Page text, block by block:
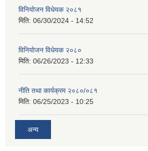
विनियोजन विधेयक २०८१
मिति: 06/30/2024 - 14:52
विनियोजन विधेयक २०८०
मिति: 06/26/2023 - 12:33
नीति तथा कार्यक्रम २०८०/०८१
मिति: 06/25/2023 - 10:25
अन्य